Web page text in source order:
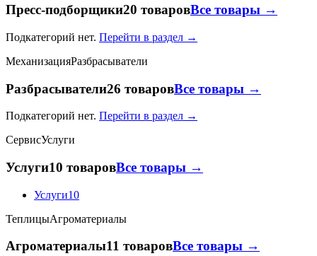
Пресс-подборщики20 товаровВсе товары →
Подкатегорий нет. Перейти в раздел →
МеханизацияРазбрасыватели
Разбрасыватели26 товаровВсе товары →
Подкатегорий нет. Перейти в раздел →
СервисУслуги
Услуги10 товаровВсе товары →
Услуги10
ТеплицыАгроматериалы
Агроматериалы11 товаровВсе товары →